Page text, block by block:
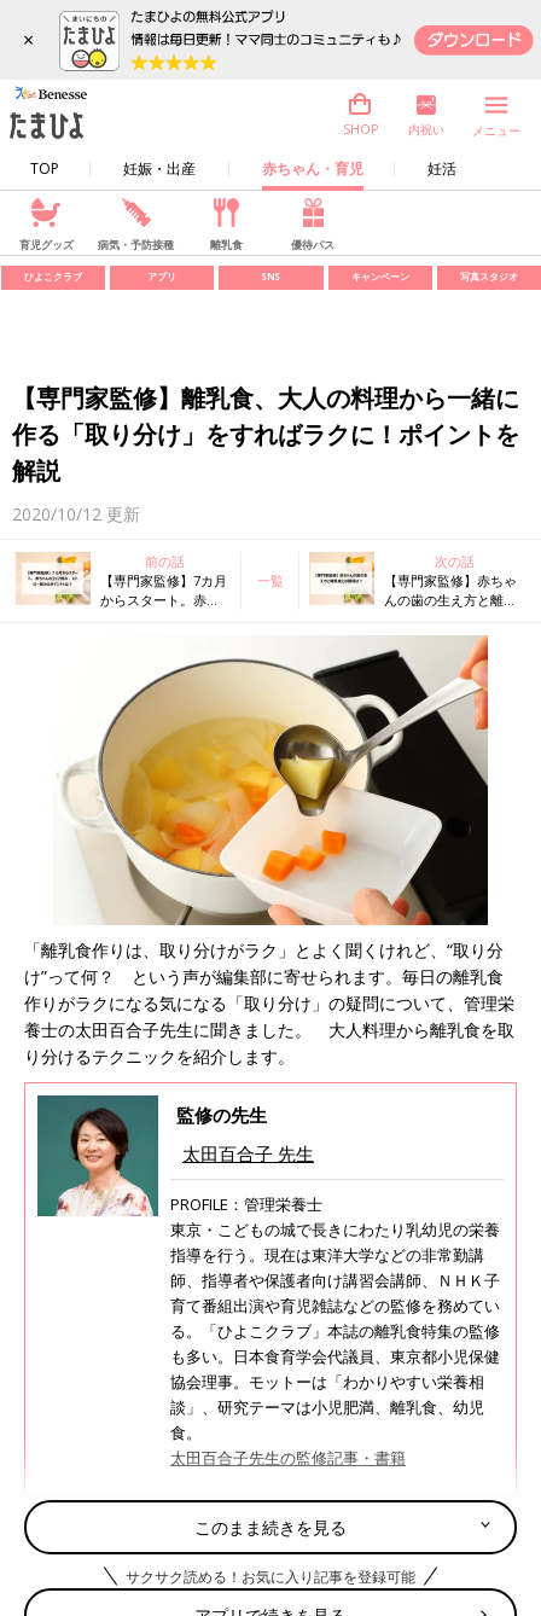
×
TOP 妊娠・出産 赤ちゃん・育児 妊活
SHOP 内祝い メニュー
育児グッズ 病気・予防接種 離乳食 優待パス
ひよこクラブ アプリ SNS キャンペーン 写真スタジオ
【専門家監修】離乳食、大人の料理から一緒に
作る「取り分け」をすればラクに！ポイントを
解説
2020/10/12 更新
前の話
【専門家監修】7カ月
からスタート。赤ち
一覧
次の話
【専門家監修】赤ちゃ
んの歯の生え方と離乳
「離乳食作りは、取り分けがラク」とよく聞くけれど、“取り分
け”って何？ という声が編集部に寄せられます。毎日の離乳食
作りがラクになる気になる「取り分け」の疑問について、管理栄
養士の太田百合子先生に聞きました。 大人料理から離乳食を取
り分けるテクニックを紹介します。
監修の先生
太田百合子 先生
PROFILE：管理栄養士
東京・こどもの城で長きにわたり乳幼児の栄養
指導を行う。現在は東洋大学などの非常勤講
師、指導者や保護者向け講習会講師、ＮＨＫ子
育て番組出演や育児雑誌などの監修を務めてい
る。「ひよこクラブ」本誌の離乳食特集の監修
も多い。日本食育学会代議員、東京都小児保健
協会理事。モットーは「わかりやすい栄養相
談」、研究テーマは小児肥満、離乳食、幼児
食。
太田百合子先生の監修記事・書籍
目次
大人用の料理と一緒に作るときの取り分けのお約束
このまま続きを見る
サクサク読める！お気に入り記事を登録可能